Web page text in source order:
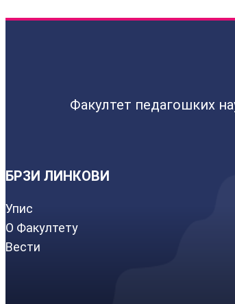
Факултет педагошких
БРЗИ ЛИНКОВИ
Упис
О Факултету
Вести